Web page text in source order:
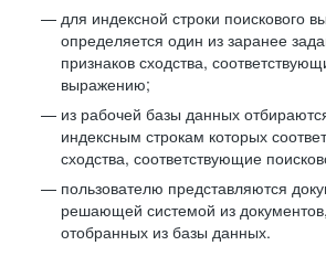
для индексной строки поискового
определяется один из заранее
признаков сходства,
выражению;
из рабочей базы данных
индексным строкам которых
сходства, соответствующие
пользователю представляются
решающей системой из
отобранных из базы данных.